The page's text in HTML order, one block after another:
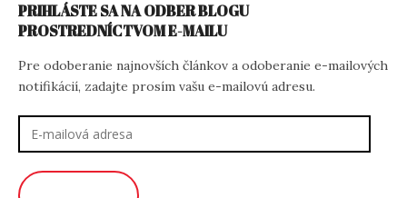
PRIHLÁSTE SA NA ODBER BLOGU
PROSTREDNÍCTVOM E-MAILU
Pre odoberanie najnovších článkov a odoberanie e-mailových
notifikácií, zadajte prosím vašu e-mailovú adresu.
adresa